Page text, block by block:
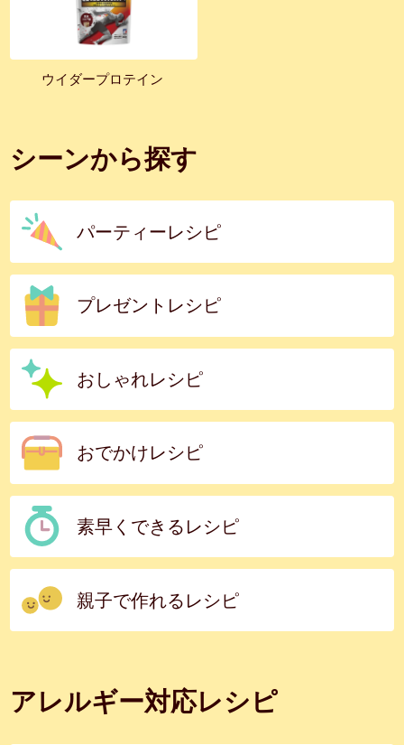
ウイダープロテイン
シーンから探す
パーティーレシピ
プレゼントレシピ
おしゃれレシピ
おでかけレシピ
素早くできるレシピ
親子で作れるレシピ
アレルギー対応レシピ